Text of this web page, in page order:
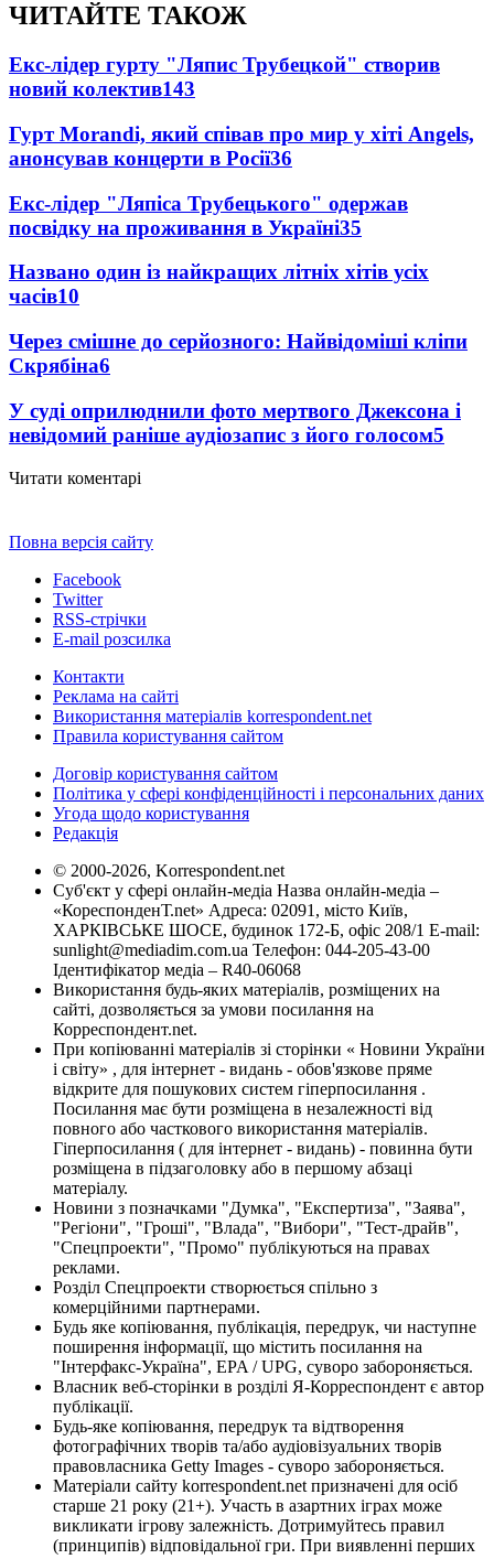
ЧИТАЙТЕ ТАКОЖ
Екс-лідер гурту "Ляпис Трубецкой" створив
новий колектив143
Гурт Morandi, який співав про мир у хіті Angels,
анонсував концерти в Росії36
Екс-лідер "Ляпіса Трубецького" одержав
посвідку на проживання в Україні35
Названо один із найкращих літніх хітів усіх
часів10
Через смішне до серйозного: Найвідоміші кліпи
Скрябіна6
У суді оприлюднили фото мертвого Джексона і
невідомий раніше аудіозапис з його голосом5
Читати коментарі
Повна версія сайту
Facebook
Twitter
RSS-стрічки
E-mail розсилка
Контакти
Реклама на сайті
Використання матеріалів korrespondent.net
Правила користування сайтом
Договір користування сайтом
Політика у сфері конфіденційності і персональних даних
Угода щодо користування
Редакція
© 2000-2026, Korrespondent.net
Суб'єкт у сфері онлайн-медіа Назва онлайн-медіа –
«КореспонденТ.net» Адреса: 02091, місто Київ,
ХАРКІВСЬКЕ ШОСЕ, будинок 172-Б, офіс 208/1 E-mail:
sunlight@mediadim.com.ua Телефон: 044-205-43-00
Ідентифікатор медіа – R40-06068
Використання будь-яких матеріалів, розміщених на
сайті, дозволяється за умови посилання на
Корреспондент.net.
При копіюванні матеріалів зі сторінки « Новини України
і світу» , для інтернет - видань - обов'язкове пряме
відкрите для пошукових систем гіперпосилання .
Посилання має бути розміщена в незалежності від
повного або часткового використання матеріалів.
Гіперпосилання ( для інтернет - видань) - повинна бути
розміщена в підзаголовку або в першому абзаці
матеріалу.
Новини з позначками "Думка", "Експертиза", "Заява",
"Регіони", "Гроші", "Влада", "Вибори", "Тест-драйв",
"Спецпроекти", "Промо" публікуються на правах
реклами.
Розділ Спецпроекти створюється спільно з
комерційними партнерами.
Будь яке копіювання, публікація, передрук, чи наступне
поширення інформації, що містить посилання на
"Інтерфакс-Україна", EPA / UPG, суворо забороняється.
Власник веб-сторінки в розділі Я-Корреспондент є автор
публікації.
Будь-яке копіювання, передрук та відтворення
фотографічних творів та/або аудіовізуальних творів
правовласника Getty Images - суворо забороняється.
Матеріали сайту korrespondent.net призначені для осіб
старше 21 року (21+). Участь в азартних іграх може
викликати ігрову залежність. Дотримуйтесь правил
(принципів) відповідальної гри. При виявленні перших